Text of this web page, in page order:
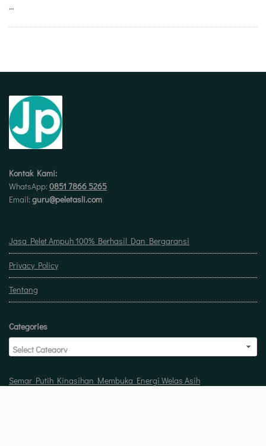
…
Kontak Kami:
WhatsApp: 0851 7866 5265
Email: guru@peletasli.com
Jasa Pelet Ampuh 100% Berhasil Dan Bergaransi
Privacy Policy
Tentang
Categories
Semar Putih Kinasihan Membuka Energi Welas Asih